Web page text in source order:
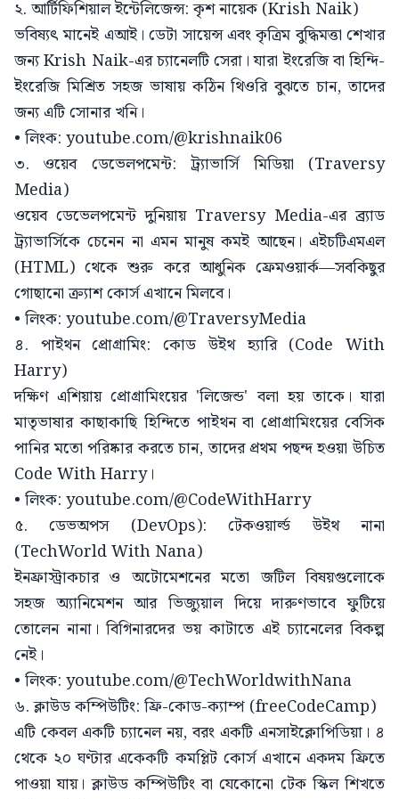
২. আর্টিফিশিয়াল ইন্টেলিজেন্স: কৃশ নায়েক (Krish Naik)
ভবিষ্যৎ মানেই এআই। ডেটা সায়েন্স এবং কৃত্রিম বুদ্ধিমত্তা শেখার
জন্য Krish Naik-এর চ্যানেলটি সেরা। যারা ইংরেজি বা হিন্দি-
ইংরেজি মিশ্রিত সহজ ভাষায় কঠিন থিওরি বুঝতে চান, তাদের
জন্য এটি সোনার খনি।
• লিংক: youtube.com/@krishnaik06
৩. ওয়েব ডেভেলপমেন্ট: ট্র্যাভার্সি মিডিয়া (Traversy
Media)
ওয়েব ডেভেলপমেন্ট দুনিয়ায় Traversy Media-এর ব্র্যাড
ট্র্যাভার্সিকে চেনেন না এমন মানুষ কমই আছেন। এইচটিএমএল
(HTML) থেকে শুরু করে আধুনিক ফ্রেমওয়ার্ক—সবকিছুর
গোছানো ক্র্যাশ কোর্স এখানে মিলবে।
• লিংক: youtube.com/@TraversyMedia
৪. পাইথন প্রোগ্রামিং: কোড উইথ হ্যারি (Code With
Harry)
দক্ষিণ এশিয়ায় প্রোগ্রামিংয়ের 'লিজেন্ড' বলা হয় তাকে। যারা
মাতৃভাষার কাছাকাছি হিন্দিতে পাইথন বা প্রোগ্রামিংয়ের বেসিক
পানির মতো পরিষ্কার করতে চান, তাদের প্রথম পছন্দ হওয়া উচিত
Code With Harry।
• লিংক: youtube.com/@CodeWithHarry
৫. ডেভঅপস (DevOps): টেকওয়ার্ল্ড উইথ নানা
(TechWorld With Nana)
ইনফ্রাস্ট্রাকচার ও অটোমেশনের মতো জটিল বিষয়গুলোকে
সহজ অ্যানিমেশন আর ভিজ্যুয়াল দিয়ে দারুণভাবে ফুটিয়ে
তোলেন নানা। বিগিনারদের ভয় কাটাতে এই চ্যানেলের বিকল্প
নেই।
• লিংক: youtube.com/@TechWorldwithNana
৬. ক্লাউড কম্পিউটিং: ফ্রি-কোড-ক্যাম্প (freeCodeCamp)
এটি কেবল একটি চ্যানেল নয়, বরং একটি এনসাইক্লোপিডিয়া। ৪
থেকে ২০ ঘণ্টার একেকটি কমপ্লিট কোর্স এখানে একদম ফ্রিতে
পাওয়া যায়। ক্লাউড কম্পিউটিং বা যেকোনো টেক স্কিল শিখতে